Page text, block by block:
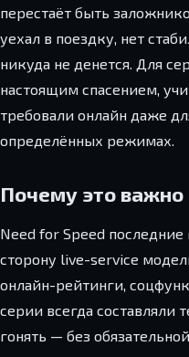
перестаёт быть
уехал в поездку, нет
никуда не денется. Для
настоящим спасением,
требовали онлайн даже
определённых режимах.
Почему это важно
Need for Speed последние
сторону live-service
онлайн-рейтинги,
серии всегда составляли
гонять — без